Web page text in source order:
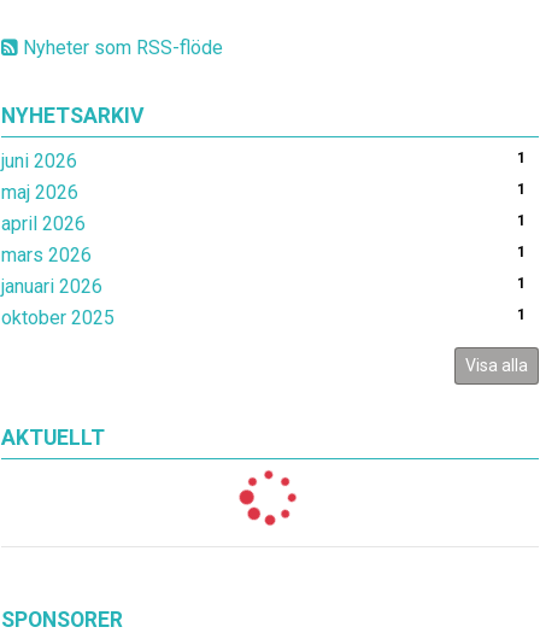
Nyheter som RSS-flöde
NYHETSARKIV
juni 2026 1
maj 2026 1
april 2026 1
mars 2026 1
januari 2026 1
oktober 2025 1
Visa alla
AKTUELLT
SPONSORER